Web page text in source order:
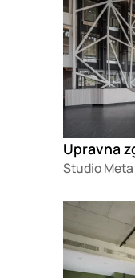
Upravna
Studio
Loading